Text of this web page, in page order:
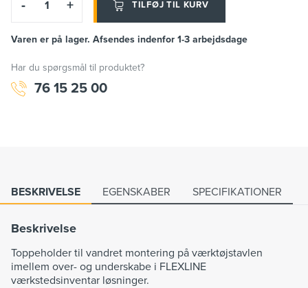
- + TILFØJ TIL KURV
Varen er på lager. Afsendes indenfor 1-3 arbejdsdage
Har du spørgsmål til produktet?
76 15 25 00
BESKRIVELSE EGENSKABER SPECIFIKATIONER
Beskrivelse
Toppeholder til vandret montering på værktøjstavlen
imellem over- og underskabe i FLEXLINE
værkstedsinventar løsninger.